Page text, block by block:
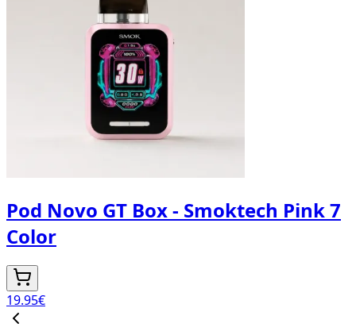
Pod Novo GT Box - Smoktech Pink 7
Color
19.95€